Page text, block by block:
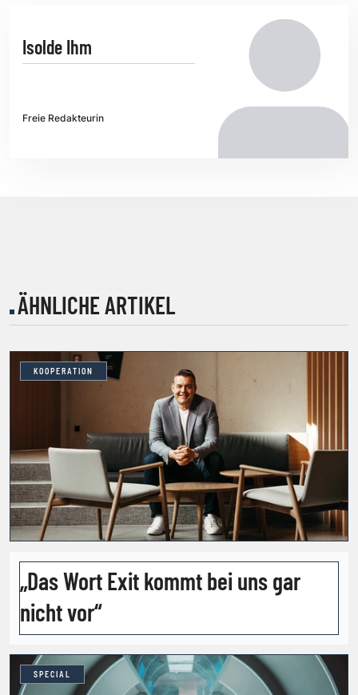
Isolde Ihm
Freie Redakteurin
ÄHNLICHE ARTIKEL
KOOPERATION
„Das Wort Exit kommt bei uns gar
nicht vor“
SPECIAL